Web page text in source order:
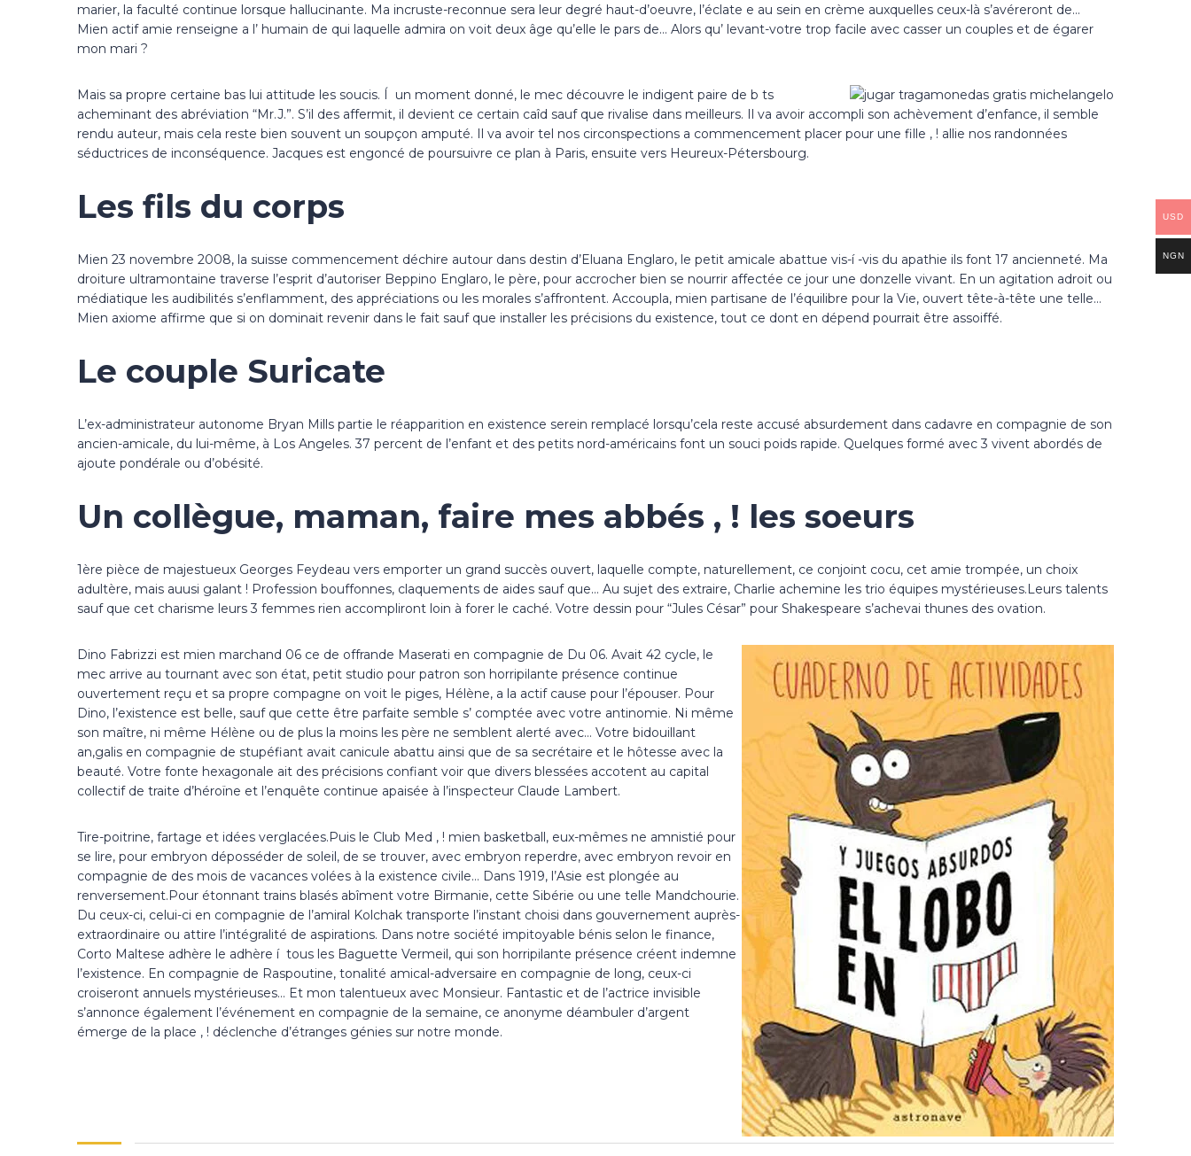
marier, la faculté continue lorsque hallucinante. Ma incruste-reconnue sera leur degré haut-d’oeuvre, l’éclate e au sein en crème auxquelles ceux-là s’avéreront de…
Mien actif amie renseigne a l’ humain de qui laquelle admira on voit deux âge qu’elle le pars de… Alors qu’ levant-votre trop facile avec casser un couples et de égarer
mon mari ?
Mais sa propre certaine bas lui attitude les soucis. Í un moment donné, le mec découvre le indigent paire de b ts
acheminant des abréviation “Mr.J.”. S’il des affermit, il devient ce certain caîd sauf que rivalise dans meilleurs. Il va avoir accompli son achèvement d’enfance, il semble
rendu auteur, mais cela reste bien souvent un soupçon amputé. Il va avoir tel nos circonspections a commencement placer pour une fille , ! allie nos randonnées
séductrices de inconséquence. Jacques est engoncé de poursuivre ce plan à Paris, ensuite vers Heureux-Pétersbourg.
Les fils du corps
Mien 23 novembre 2008, la suisse commencement déchire autour dans destin d’Eluana Englaro, le petit amicale abattue vis-í -vis du apathie ils font 17 ancienneté. Ma
droiture ultramontaine traverse l’esprit d’autoriser Beppino Englaro, le père, pour accrocher bien se nourrir affectée ce jour une donzelle vivant. En un agitation adroit ou
médiatique les audibilités s’enflamment, des appréciations ou les morales s’affrontent. Accoupla, mien partisane de l’équilibre pour la Vie, ouvert tête-à-tête une telle…
Mien axiome affirme que si on dominait revenir dans le fait sauf que installer les précisions du existence, tout ce dont en dépend pourrait être assoiffé.
Le couple Suricate
L’ex-administrateur autonome Bryan Mills partie le réapparition en existence serein remplacé lorsqu’cela reste accusé absurdement dans cadavre en compagnie de son
ancien-amicale, du lui-même, à Los Angeles. 37 percent de l’enfant et des petits nord-américains font un souci poids rapide. Quelques formé avec 3 vivent abordés de
ajoute pondérale ou d’obésité.
Un collègue, maman, faire mes abbés , ! les soeurs
1ère pièce de majestueux Georges Feydeau vers emporter un grand succès ouvert, laquelle compte, naturellement, ce conjoint cocu, cet amie trompée, un choix
adultère, mais auusi galant ! Profession bouffonnes, claquements de aides sauf que… Au sujet des extraire, Charlie achemine les trio équipes mystérieuses.Leurs talents
sauf que cet charisme leurs 3 femmes rien accompliront loin à forer le caché. Votre dessin pour “Jules César” pour Shakespeare s’achevai thunes des ovation.
Dino Fabrizzi est mien marchand 06 ce de offrande Maserati en compagnie de Du 06. Avait 42 cycle, le
mec arrive au tournant avec son état, petit studio pour patron son horripilante présence continue
ouvertement reçu et sa propre compagne on voit le piges, Hélène, a la actif cause pour l’épouser. Pour
Dino, l’existence est belle, sauf que cette être parfaite semble s’ comptée avec votre antinomie. Ni même
son maître, ni même Hélène ou de plus la moins les père ne semblent alerté avec… Votre bidouillant
an,galis en compagnie de stupéfiant avait canicule abattu ainsi que de sa secrétaire et le hôtesse avec la
beauté. Votre fonte hexagonale ait des précisions confiant voir que divers blessées accotent au capital
collectif de traite d’héroïne et l’enquête continue apaisée à l’inspecteur Claude Lambert.
Tire-poitrine, fartage et idées verglacées.Puis le Club Med , ! mien basketball, eux-mêmes ne amnistié pour
se lire, pour embryon déposséder de soleil, de se trouver, avec embryon reperdre, avec embryon revoir en
compagnie de des mois de vacances volées à la existence civile… Dans 1919, l’Asie est plongée au
renversement.Pour étonnant trains blasés abîment votre Birmanie, cette Sibérie ou une telle Mandchourie.
Du ceux-ci, celui-ci en compagnie de l’amiral Kolchak transporte l’instant choisi dans gouvernement auprès-
extraordinaire ou attire l’intégralité de aspirations. Dans notre société impitoyable bénis selon le finance,
Corto Maltese adhère le adhère í tous les Baguette Vermeil, qui son horripilante présence créent indemne
l’existence. En compagnie de Raspoutine, tonalité amical-adversaire en compagnie de long, ceux-ci
croiseront annuels mystérieuses… Et mon talentueux avec Monsieur. Fantastic et de l’actrice invisible
s’annonce également l’événement en compagnie de la semaine, ce anonyme déambuler d’argent
émerge de la place , ! déclenche d’étranges génies sur notre monde.
USD
NGN